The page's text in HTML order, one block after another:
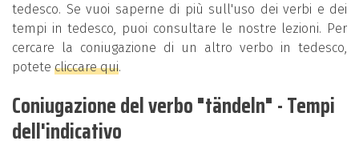
tedesco. Se vuoi saperne di più sull'uso dei verbi e dei
tempi in tedesco, puoi consultare le nostre lezioni. Per
cercare la coniugazione di un altro verbo in tedesco,
potete cliccare qui.
Coniugazione del verbo "tändeln" - Tempi
dell'indicativo